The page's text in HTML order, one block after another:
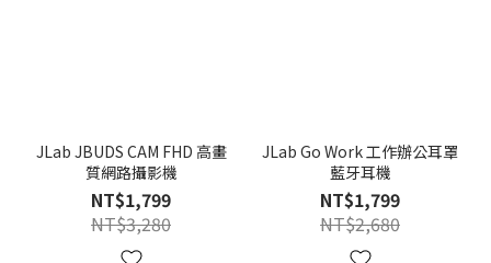
JLab JBUDS CAM FHD 高畫
質網路攝影機
NT$1,799
NT$3,280
JLab Go Work 工作辦公耳罩
藍牙耳機
NT$1,799
NT$2,680